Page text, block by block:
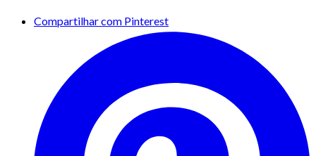
Compartilhar com Pinterest